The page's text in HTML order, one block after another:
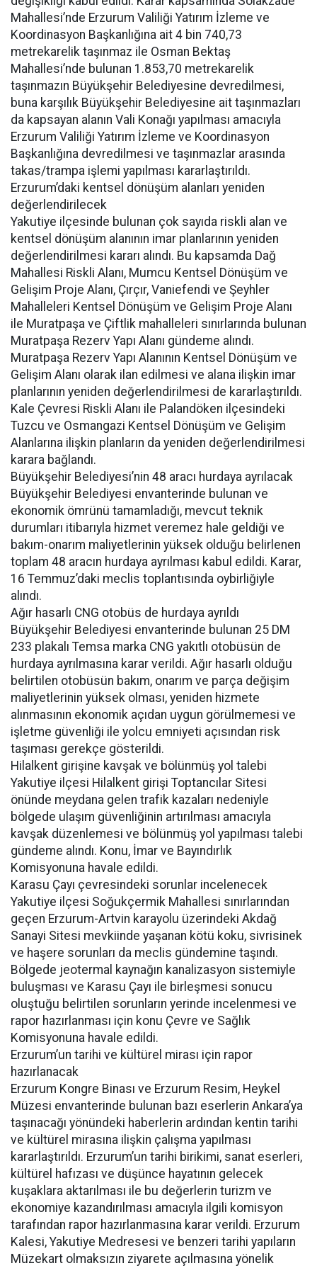
Mahallesi’nde Erzurum Valiliği Yatırım İzleme ve
Koordinasyon Başkanlığına ait 4 bin 740,73
metrekarelik taşınmaz ile Osman Bektaş
Mahallesi’nde bulunan 1.853,70 metrekarelik
taşınmazın Büyükşehir Belediyesine devredilmesi,
buna karşılık Büyükşehir Belediyesine ait taşınmazları
da kapsayan alanın Vali Konağı yapılması amacıyla
Erzurum Valiliği Yatırım İzleme ve Koordinasyon
Başkanlığına devredilmesi ve taşınmazlar arasında
takas/trampa işlemi yapılması kararlaştırıldı.
Erzurum’daki kentsel dönüşüm alanları yeniden
değerlendirilecek
Yakutiye ilçesinde bulunan çok sayıda riskli alan ve
kentsel dönüşüm alanının imar planlarının yeniden
değerlendirilmesi kararı alındı. Bu kapsamda Dağ
Mahallesi Riskli Alanı, Mumcu Kentsel Dönüşüm ve
Gelişim Proje Alanı, Çırçır, Vaniefendi ve Şeyhler
Mahalleleri Kentsel Dönüşüm ve Gelişim Proje Alanı
ile Muratpaşa ve Çiftlik mahalleleri sınırlarında bulunan
Muratpaşa Rezerv Yapı Alanı gündeme alındı.
Muratpaşa Rezerv Yapı Alanının Kentsel Dönüşüm ve
Gelişim Alanı olarak ilan edilmesi ve alana ilişkin imar
planlarının yeniden değerlendirilmesi de kararlaştırıldı.
Kale Çevresi Riskli Alanı ile Palandöken ilçesindeki
Tuzcu ve Osmangazi Kentsel Dönüşüm ve Gelişim
Alanlarına ilişkin planların da yeniden değerlendirilmesi
karara bağlandı.
Büyükşehir Belediyesi’nin 48 aracı hurdaya ayrılacak
Büyükşehir Belediyesi envanterinde bulunan ve
ekonomik ömrünü tamamladığı, mevcut teknik
durumları itibarıyla hizmet veremez hale geldiği ve
bakım-onarım maliyetlerinin yüksek olduğu belirlenen
toplam 48 aracın hurdaya ayrılması kabul edildi. Karar,
16 Temmuz’daki meclis toplantısında oybirliğiyle
alındı.
Ağır hasarlı CNG otobüs de hurdaya ayrıldı
Büyükşehir Belediyesi envanterinde bulunan 25 DM
233 plakalı Temsa marka CNG yakıtlı otobüsün de
hurdaya ayrılmasına karar verildi. Ağır hasarlı olduğu
belirtilen otobüsün bakım, onarım ve parça değişim
maliyetlerinin yüksek olması, yeniden hizmete
alınmasının ekonomik açıdan uygun görülmemesi ve
işletme güvenliği ile yolcu emniyeti açısından risk
taşıması gerekçe gösterildi.
Hilalkent girişine kavşak ve bölünmüş yol talebi
Yakutiye ilçesi Hilalkent girişi Toptancılar Sitesi
önünde meydana gelen trafik kazaları nedeniyle
bölgede ulaşım güvenliğinin artırılması amacıyla
kavşak düzenlemesi ve bölünmüş yol yapılması talebi
gündeme alındı. Konu, İmar ve Bayındırlık
Komisyonuna havale edildi.
Karasu Çayı çevresindeki sorunlar incelenecek
Yakutiye ilçesi Soğukçermik Mahallesi sınırlarından
geçen Erzurum-Artvin karayolu üzerindeki Akdağ
Sanayi Sitesi mevkiinde yaşanan kötü koku, sivrisinek
ve haşere sorunları da meclis gündemine taşındı.
Bölgede jeotermal kaynağın kanalizasyon sistemiyle
buluşması ve Karasu Çayı ile birleşmesi sonucu
oluştuğu belirtilen sorunların yerinde incelenmesi ve
rapor hazırlanması için konu Çevre ve Sağlık
Komisyonuna havale edildi.
Erzurum’un tarihi ve kültürel mirası için rapor
hazırlanacak
Erzurum Kongre Binası ve Erzurum Resim, Heykel
Müzesi envanterinde bulunan bazı eserlerin Ankara’ya
taşınacağı yönündeki haberlerin ardından kentin tarihi
ve kültürel mirasına ilişkin çalışma yapılması
kararlaştırıldı. Erzurum’un tarihi birikimi, sanat eserleri,
kültürel hafızası ve düşünce hayatının gelecek
kuşaklara aktarılması ile bu değerlerin turizm ve
ekonomiye kazandırılması amacıyla ilgili komisyon
tarafından rapor hazırlanmasına karar verildi. Erzurum
Kalesi, Yakutiye Medresesi ve benzeri tarihi yapıların
Müzekart olmaksızın ziyarete açılmasına yönelik